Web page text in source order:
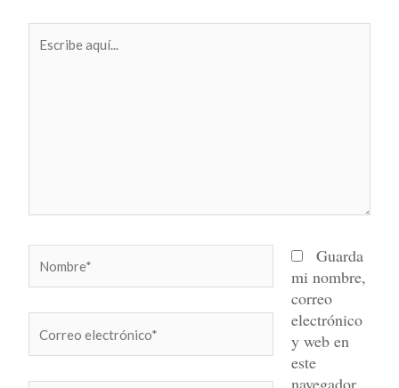
aquí...
electrónico*
Guarda
mi nombre,
correo
electrónico
y web en
este
navegador